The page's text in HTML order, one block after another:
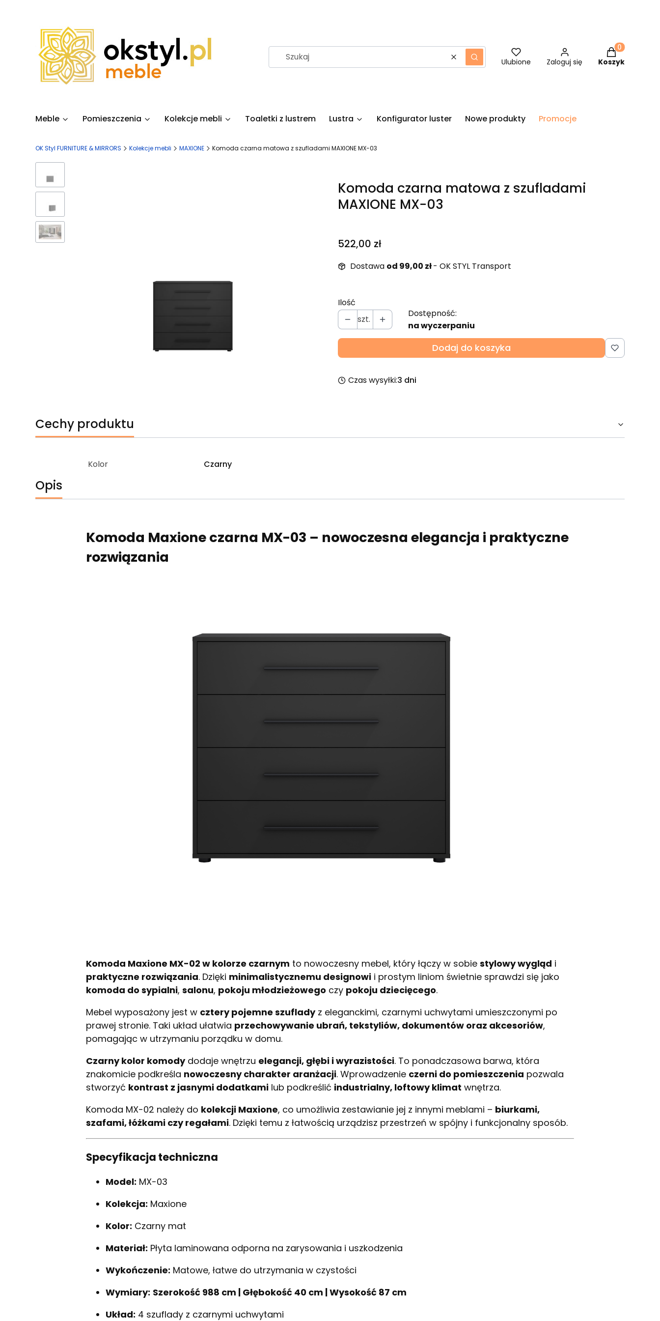
WyczyśćSzukaj Ulubione Zaloguj się
Produkty w
Koszyk
Meble Pomieszczenia Kolekcje mebli Toaletki z lustrem Lustra Konfigurator luster Nowe produkty Promocje
OK Styl FURNITURE & MIRRORS Kolekcje mebli MAXIONE Komoda czarna matowa z szufladami MAXIONE MX-03
Komoda czarna matowa z szufladami
MAXIONE MX-03
Cena
522,00 zł
Dostawa od 99,00 zł- OK STYL Transport
Ilość
szt.
Dostępność:
na wyczerpaniu
Dodaj do koszyka
Czas wysyłki:3 dni
Cechy produktu
Kolor Czarny
Opis
Komoda Maxione czarna MX-03 – nowoczesna elegancja i praktyczne
rozwiązania
Komoda Maxione MX-02 w kolorze czarnym to nowoczesny mebel, który łączy w sobie stylowy wygląd i
praktyczne rozwiązania. Dzięki minimalistycznemu designowii prostym liniom świetnie sprawdzi się jako
komoda do sypialni, salonu, pokoju młodzieżowego czy pokoju dziecięcego.
Mebel wyposażony jest w cztery pojemne szufladyz eleganckimi, czarnymi uchwytami umieszczonymi po
prawej stronie. Taki układ ułatwia przechowywanie ubrań, tekstyliów, dokumentów oraz akcesoriów,
pomagając w utrzymaniu porządku w domu.
Czarny kolor komodydodaje wnętrzu elegancji, głębi i wyrazistości. To ponadczasowa barwa, która
znakomicie podkreśla nowoczesny charakter aranżacji. Wprowadzenie czerni do pomieszczenia pozwala
stworzyć kontrast z jasnymi dodatkamilub podkreślić industrialny, loftowy klimat wnętrza.
Komoda MX-02 należy do kolekcji Maxione, co umożliwia zestawianie jej z innymi meblami – biurkami,
szafami, łóżkami czy regałami. Dzięki temu z łatwością urządzisz przestrzeń w spójny i funkcjonalny sposób.
Specyfikacja techniczna
Model: MX-03
Kolekcja: Maxione
Kolor: Czarny mat
Materiał: Płyta laminowana odporna na zarysowania i uszkodzenia
Wykończenie: Matowe, łatwe do utrzymania w czystości
Wymiary: Szerokość 988 cm | Głębokość 40 cm | Wysokość 87 cm
Układ: 4 szuflady z czarnymi uchwytami